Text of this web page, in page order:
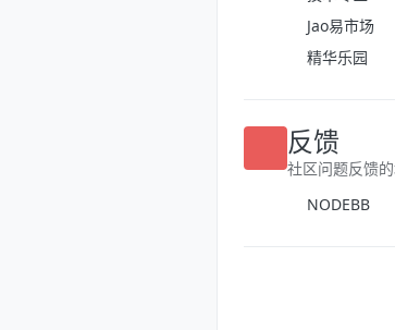
技术专区
Jao易市场
反馈